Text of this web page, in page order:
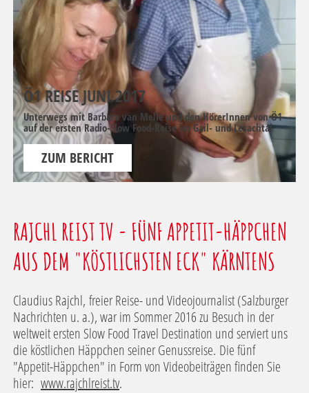
Ö1 REISE JUNI 2017
Unterwegs mit Barbara van Melle und den HörerInnen von Ö1
auf der ersten Radio-Slow Food-Reise im Gail- und Lesachtal
ZUM BERICHT
RAJCHL REIST TV - FÜNF APPETIT-HÄPPCHEN
AUS DEM "KÖSTLICHSTEN ECK" KÄRNTENS
Claudius Rajchl, freier Reise- und Videojournalist (Salzburger
Nachrichten u. a.), war im Sommer 2016 zu Besuch in der
weltweit ersten Slow Food Travel Destination und serviert uns
die köstlichen Häppchen seiner Genussreise. Die fünf
"Appetit-Häppchen" in Form von Videobeiträgen finden Sie
hier: www.rajchlreist.tv.